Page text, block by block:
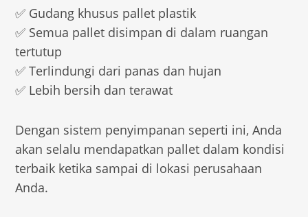
✅ Gudang khusus pallet plastik
✅ Semua pallet disimpan di dalam ruangan
tertutup
✅ Terlindungi dari panas dan hujan
✅ Lebih bersih dan terawat
Dengan sistem penyimpanan seperti ini, Anda
akan selalu mendapatkan pallet dalam kondisi
terbaik ketika sampai di lokasi perusahaan
Anda.